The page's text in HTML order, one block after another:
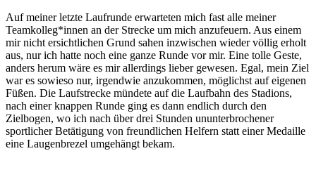
Auf meiner letzte Laufrunde erwarteten mich fast alle meiner
Teamkolleg*innen an der Strecke um mich anzufeuern. Aus einem
mir nicht ersichtlichen Grund sahen inzwischen wieder völlig erholt
aus, nur ich hatte noch eine ganze Runde vor mir. Eine tolle Geste,
anders herum wäre es mir allerdings lieber gewesen. Egal, mein Ziel
war es sowieso nur, irgendwie anzukommen, möglichst auf eigenen
Füßen. Die Laufstrecke mündete auf die Laufbahn des Stadions,
nach einer knappen Runde ging es dann endlich durch den
Zielbogen, wo ich nach über drei Stunden ununterbrochener
sportlicher Betätigung von freundlichen Helfern statt einer Medaille
eine Laugenbrezel umgehängt bekam.